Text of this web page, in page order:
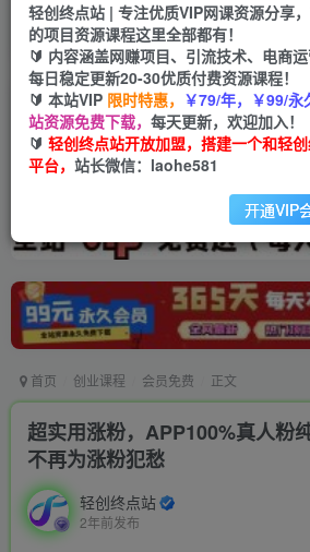
投稿专区 免费
教程必须完整详细
首页 创业课程 会员免费 正文
超实用涨粉，APP100%真人粉
不再为涨粉犯愁
轻创终点站
2年前发布
轻创终点站 | 专注优质VIP网课资源分享
的项目资源课程这里全部都有！
🔰 内容涵盖网赚项目、引流技术、电商运
每日稳定更新20-30优质付费资源课程！
🔰 本站VIP 限时特惠， ￥79/年，￥99/永
站资源免费下载， 每天更新，欢迎加入！
🔰 轻创终点站开放加盟，搭建一个和轻
平台， 站长微信：laohe581
开通VIP